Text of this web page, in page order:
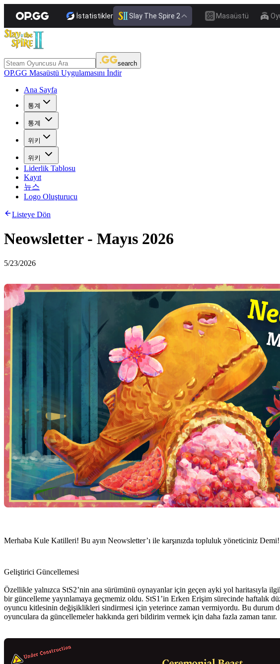
İstatistikler Slay The Spire 2 Masaüstü
search
OP.GG Masaüstü Uygulamasını İndir
Ana Sayfa
통계
통계
위키
위키
Liderlik Tablosu
Kayıt
뉴스
Logo Oluşturucu
Listeye Dön
Neowsletter - Mayıs 2026
5/23/2026
Merhaba Kule Katilleri! Bu ayın Neowsletter’ı ile karşınızda topluluk yöneticiniz Demi!
Geliştirici Güncellemesi
Özellikle yalnızca StS2’nin ana sürümünü oynayanlar için geçen ayki yol haritasıyla
bir güncelleme yayınlamaya geçmemiz oldu. StS1’in Erken Erişim sürecinde haftalık
oyuncu kitlesinin değişiklikleri sindirmesi için yeterince zaman vermiyordu. Bu durum
oyunculara da güncellemeler hakkında geri bildirim vermek için daha fazla zaman tanır.